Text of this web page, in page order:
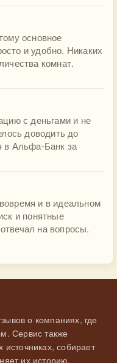
основное
и удобно. Никаких
комнат.
с деньгами и не
доводить до
в Альфа-Банк за
и в идеальном
и понятные
на вопросы.
о компаниях, где
Сервис также
источниках, собирает
их историю.